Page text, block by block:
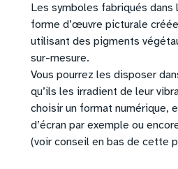
Les symboles fabriqués dans
forme d’œuvre picturale
utilisant des pigments
sur-mesure.
Vous pourrez les disposer
qu’ils les irradient de leur
choisir un format numérique,
d’écran par exemple ou
(voir conseil en bas de cette